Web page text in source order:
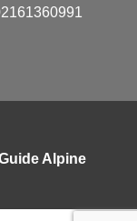
Alpine